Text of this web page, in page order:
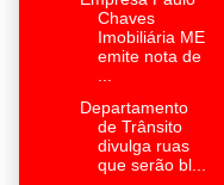
Chaves
Imobiliária ME
emite nota de
...
Departamento
de Trânsito
divulga ruas
que serão bl...